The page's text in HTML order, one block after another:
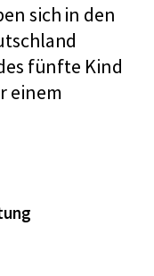
sich in den
fünfte Kind
einem